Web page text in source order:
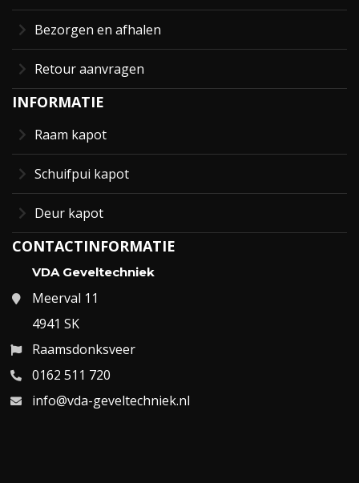
Bezorgen en afhalen
Retour aanvragen
INFORMATIE
Raam kapot
Schuifpui kapot
Deur kapot
CONTACTINFORMATIE
VDA Geveltechniek
Meerval 11
4941 SK
Raamsdonksveer
0162 511 720
info@vda-geveltechniek.nl